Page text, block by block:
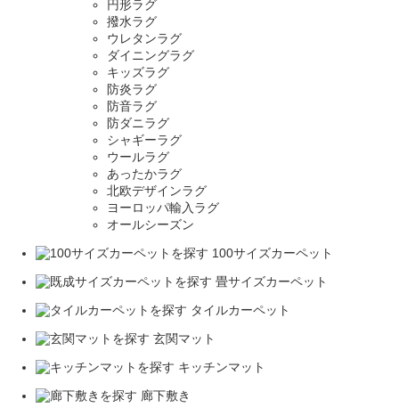
円形ラグ
撥水ラグ
ウレタンラグ
ダイニングラグ
キッズラグ
防炎ラグ
防音ラグ
防ダニラグ
シャギーラグ
ウールラグ
あったかラグ
北欧デザインラグ
ヨーロッパ輸入ラグ
オールシーズン
100サイズカーペット
畳サイズカーペット
タイルカーペット
玄関マット
キッチンマット
廊下敷き